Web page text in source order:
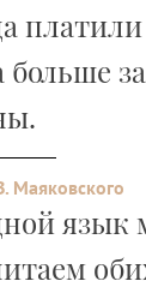
Маяковского